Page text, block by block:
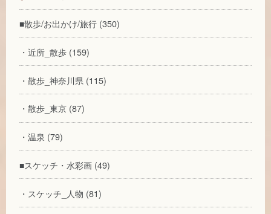
■散歩/お出かけ/旅行 (350)
・近所_散歩 (159)
・散歩_神奈川県 (115)
・散歩_東京 (87)
・温泉 (79)
■スケッチ・水彩画 (49)
・スケッチ_人物 (81)